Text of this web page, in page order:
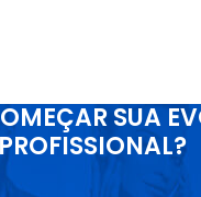
SUA
PROFISSIONAL?